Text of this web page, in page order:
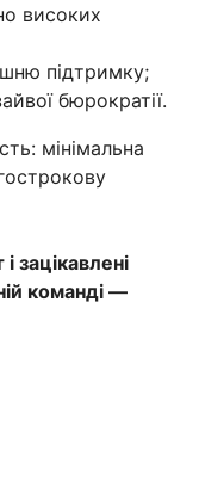
високих
підтримку;
бюрократії.
мінімальна
зацікавлені
команді —